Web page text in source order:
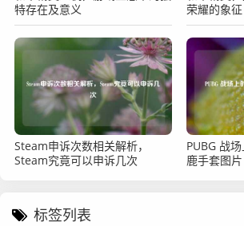
特存在及意义
荣耀的象征
Steam申诉次数相关解析，
Steam究竟可以申诉几次
PUBG 战
鹿手套图片
标签列表